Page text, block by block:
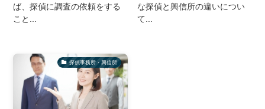
ば、探偵に調査の依頼をする
こと...
な探偵と興信所の違いについ
て...
探偵事務所・興信所